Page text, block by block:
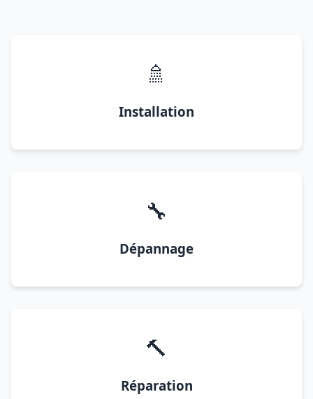
🚿
Installation
🔧
Dépannage
🔨
Réparation